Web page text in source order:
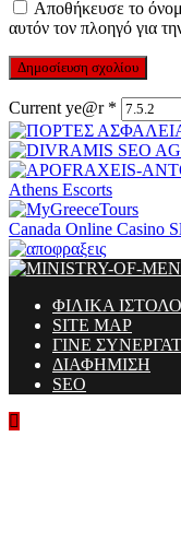
Αποθήκευσε το
αυτόν τον πλοηγό για
Current ye@r *
Athens Escorts
Canada Online Casino
ΦΙΛΙΚΑ
SITE MAP
ΓΙΝΕ
ΔΙΑΦΗΜΙΣΗ
SEO
Ministry Of Men